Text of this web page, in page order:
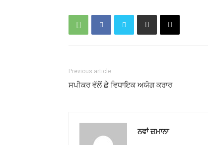
Previous article
ਸਪੀਕਰ ਵੱਲੋਂ ਛੇ ਵਿਧਾਇਕ ਅਯੋਗ ਕਰਾਰ
ਨਵਾਂ ਜ਼ਮਾਨਾ